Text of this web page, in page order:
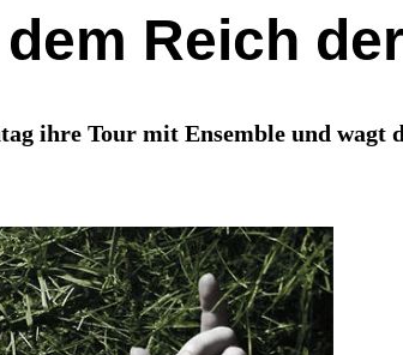
Reich
ihre Tour mit Ensemble und